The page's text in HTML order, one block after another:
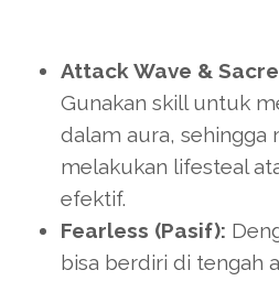
Attack Wave &
Gunakan skill untuk
dalam aura, sehingga
melakukan lifesteal
efektif.
Fearless (Pasif):
bisa berdiri di tengah